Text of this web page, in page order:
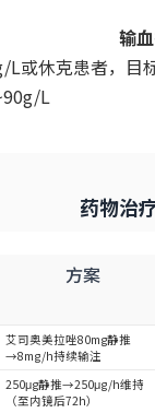
输
L或休克患者，目
L
物治疗
方案
艾司奥美拉唑80mg静推
→8mg/h持续输注
250μg静推→250μg/h维持
（至内镜后72h）